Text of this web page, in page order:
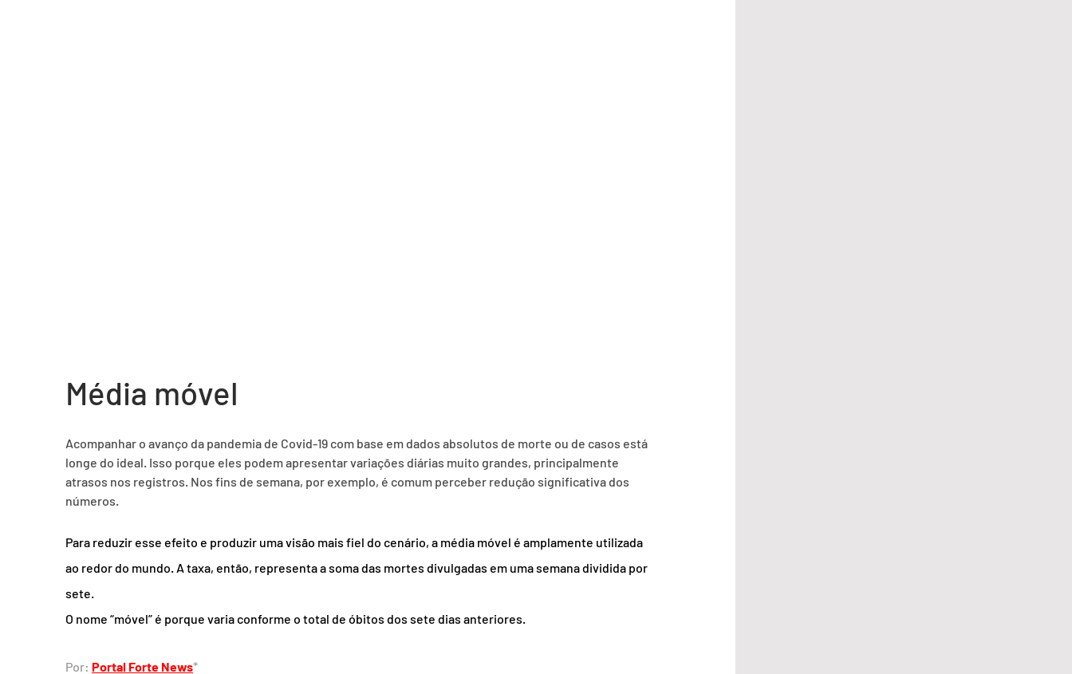
Média móvel
Acompanhar o avanço da pandemia de Covid-19 com base em dados absolutos de morte ou de casos está
longe do ideal. Isso porque eles podem apresentar variações diárias muito grandes, principalmente
atrasos nos registros. Nos fins de semana, por exemplo, é comum perceber redução significativa dos
números.
Para reduzir esse efeito e produzir uma visão mais fiel do cenário, a média móvel é amplamente utilizada
ao redor do mundo. A taxa, então, representa a soma das mortes divulgadas em uma semana dividida por
sete.
O nome “móvel” é porque varia conforme o total de óbitos dos sete dias anteriores.
Por: Portal Forte News*